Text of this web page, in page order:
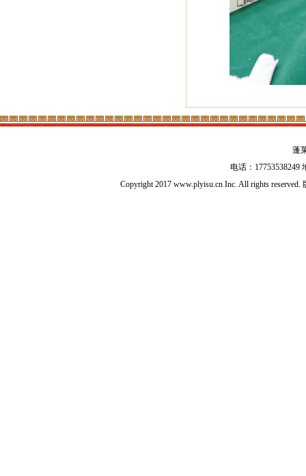
蓬
电话：17753538249
Copyright 2017 www.plyisu.cn Inc. All rights